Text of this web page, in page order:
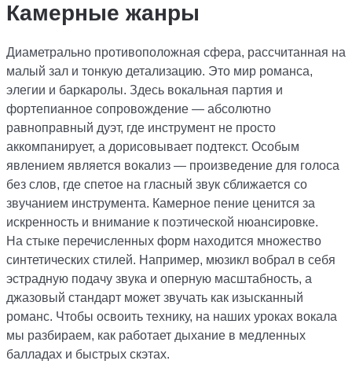
Камерные жанры
Диаметрально противоположная сфера, рассчитанная на
малый зал и тонкую детализацию. Это мир романса,
элегии и баркаролы. Здесь вокальная партия и
фортепианное сопровождение — абсолютно
равноправный дуэт, где инструмент не просто
аккомпанирует, а дорисовывает подтекст. Особым
явлением является вокализ — произведение для голоса
без слов, где спетое на гласный звук сближается со
звучанием инструмента. Камерное пение ценится за
искренность и внимание к поэтической нюансировке.
На стыке перечисленных форм находится множество
синтетических стилей. Например, мюзикл вобрал в себя
эстрадную подачу звука и оперную масштабность, а
джазовый стандарт может звучать как изысканный
романс. Чтобы освоить технику, на наших уроках вокала
мы разбираем, как работает дыхание в медленных
балладах и быстрых скэтах.